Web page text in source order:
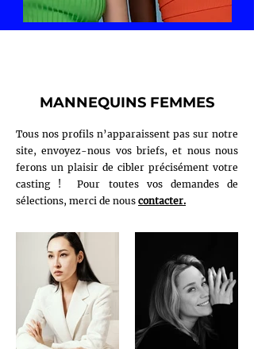
MANNEQUINS FEMMES
Tous nos profils n’apparaissent pas sur notre
site, envoyez-nous vos briefs, et nous nous
ferons un plaisir de cibler précisément votre
casting ! Pour toutes vos demandes de
sélections, merci de nous contacter.